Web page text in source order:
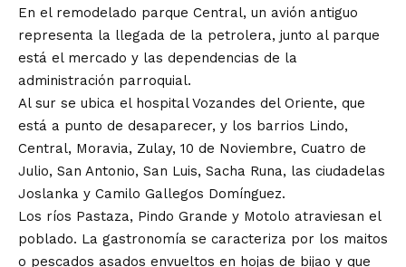
En el remodelado parque Central, un avión antiguo
representa la llegada de la petrolera, junto al parque
está el mercado y las dependencias de la
administración parroquial.
Al sur se ubica el hospital Vozandes del Oriente, que
está a punto de desaparecer, y los barrios Lindo,
Central, Moravia, Zulay, 10 de Noviembre, Cuatro de
Julio, San Antonio, San Luis, Sacha Runa, las ciudadelas
Joslanka y Camilo Gallegos Domínguez.
Los ríos Pastaza, Pindo Grande y Motolo atraviesan el
poblado. La gastronomía se caracteriza por los maitos
o pescados asados envueltos en hojas de bijao y que